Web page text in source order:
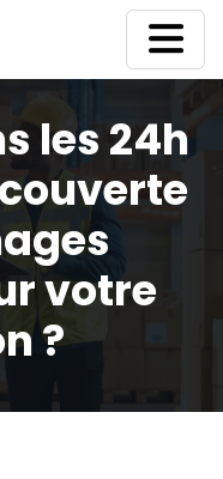
les 24h
votre
?